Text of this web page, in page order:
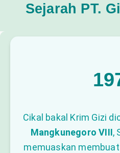
Sejarah PT.
Cikal bakal Krim Gizi
Mangkunegoro VIII,
memuaskan